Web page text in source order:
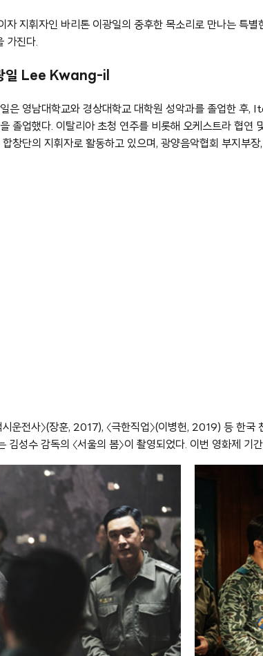
지휘자인 바리톤 이광일의 중후한 목소리로 만나는 특
가진다.
일 Lee Kwang-il
일은 영남대학교와 경상대학교 대학원 성악과를 졸업
졸업했다. 이탈리아 초청 연주를 비롯해 오케스트라 협연
합창단의 지휘자로 활동하고 있으며, 광양음악협회 부지부
시운전사〉(장훈, 2017), 〈극한직업〉(이병헌, 2019) 등
성수 감독의 〈서울의 봄〉이 촬영되었다. 이번 영화제